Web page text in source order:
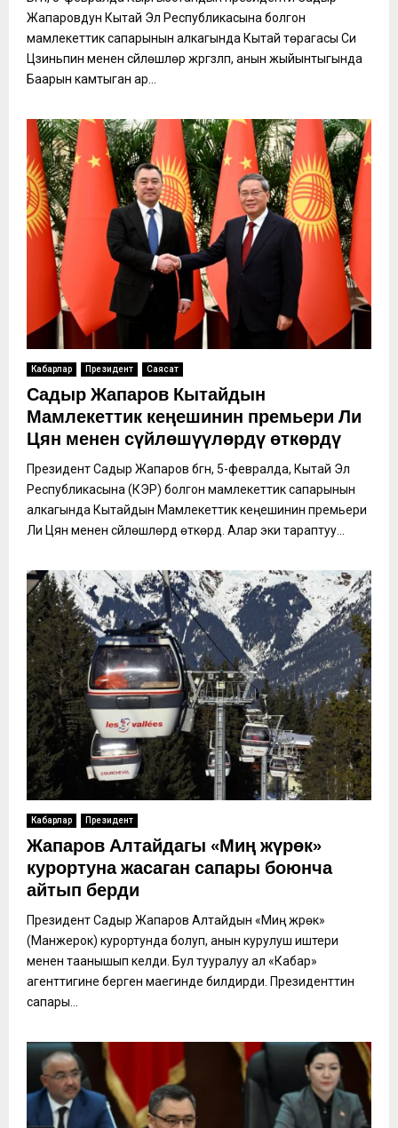
Жапаровдун Кытай Эл Республикасына болгон
мамлекеттик сапарынын алкагында Кытай төрагасы Си
Цзиньпин менен сүйлөшүүлөр жүргүзүлүп, анын жыйынтыгында
Баарын камтыган ар...
Кабарлар Президент Саясат
Садыр Жапаров Кытайдын
Мамлекеттик кеңешинин премьери Ли
Цян менен сүйлөшүүлөрдү өткөрдү
Президент Садыр Жапаров бүгүн, 5-февралда, Кытай Эл
Республикасына (КЭР) болгон мамлекеттик сапарынын
алкагында Кытайдын Мамлекеттик кеңешинин премьери
Ли Цян менен сүйлөшүүлөрдү өткөрдү. Алар эки тараптуу...
Кабарлар Президент
Жапаров Алтайдагы «Миң жүрөк»
курортуна жасаган сапары боюнча
айтып берди
Президент Садыр Жапаров Алтайдын «Миң жүрөк»
(Манжерок) курортунда болуп, анын курулуш иштери
менен таанышып келди. Бул тууралуу ал «Кабар»
агенттигине берген маегинде билдирди. Президенттин
сапары...